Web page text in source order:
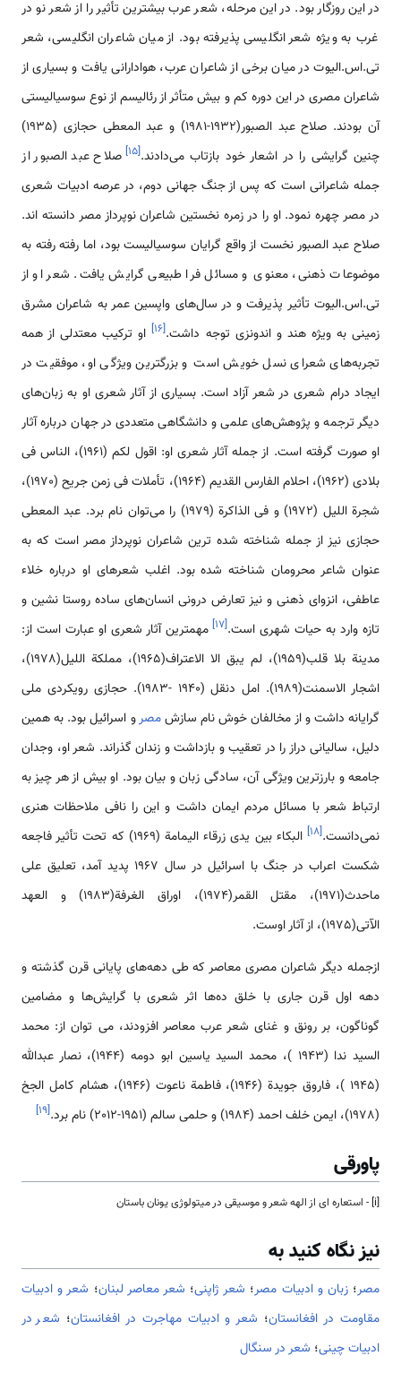
در این روزگار بود. در این مرحله، شعر عرب بیشترین تأثیر را از شعر نو در
غرب به ویژه شعر انگلیسی پذیرفته بود. از میان شاعران انگلیسی، شعر
تی.اس.الیوت در میان برخی از شاعران عرب، هوادارانی یافت و بسیاری از
شاعران مصری در این دوره کم و بیش متأثر از رئالیسم از نوع سوسیالیستی
آن بودند. صلاح عبد الصبور(1932-1981) و عبد المعطی حجازی (1935)
چنین گرایشی را در اشعار خود بازتاب می‌­دادند.[۱۵] صلاح عبد الصبور از
جمله شاعرانی است که پس از جنگ جهانی دوم، در عرصه ادبیات شعری
در مصر چهره نمود. او را در زمره نخستین شاعران نوپرداز مصر دانسته اند.
صلاح عبد الصبور نخست از واقع گرایان سوسیالیست بود، اما رفته رفته به
موضوعات ذهنی، معنوی و مسائل فرا طبیعی گرایش یافت. شعر او از
تی.اس.الیوت تأثیر پذیرفت و در سال‌های واپسین عمر به شاعران مشرق
زمینی به ویژه هند و اندونزی توجه داشت.[۱۶]او ترکیب معتدلی از همه
تجربه‌های شعرای نسل خویش است و بزرگترین ویژگی او، موفقیت در
ایجاد درام شعری در شعر آزاد است. بسیاری از آثار شعری او به زبان‌های
دیگر ترجمه و پژوهش‌های علمی و دانشگاهی متعددی در جهان درباره آثار
او صورت گرفته است. از جمله آثار شعری او: اقول لکم (1961)، الناس فی
بلادی (1962)، احلام الفارس القدیم (1964)، تأملات فی زمن جریح (1970)،
شجرة اللیل (1972) و فی الذاکرة (1979) را می‌توان نام برد. عبد المعطی
حجازی نیز از جمله شناخته شده ترین شاعران نوپرداز مصر است که به
عنوان شاعر محرومان شناخته شده بود. اغلب شعرهای او درباره خلاء
عاطفی، انزوای ذهنی و نیز تعارض درونی انسان‌های ساده روستا نشین و
تازه وارد به حیات شهری است.[۱۷]مهمترین آثار شعری او عبارت است از:
مدینة بلا قلب(1959)، لم یبق الا الاعتراف(1965)، مملکة اللیل(1978)،
اشجار الاسمنت(1989). امل دنقل (1940 -1983). حجازی رویکردی ملی
گرایانه داشت و از مخالفان خوش نام سازشمصرو اسرائیل بود. به همین
دلیل، سالیانی دراز را در تعقیب و بازداشت و زندان گذراند. شعر او، وجدان
جامعه و بارزترین ویژگی آن، سادگی زبان و بیان بود. او بیش از هر چیز به
ارتباط شعر با مسائل مردم ایمان داشت و این را نافی ملاحظات هنری
نمی‌دانست.[۱۸]
البکاء بین یدی زرقاء الیمامة (1969) که تحت تأثیر فاجعه
شکست اعراب در جنگ با اسرائیل در سال 1967 پدید آمد، تعلیق علی
ماحدث(1971)، مقتل القمر(1974)، اوراق الغرفة(1983) و العهد
الآتی(1975)، از آثار اوست.
ازجمله دیگر شاعران مصری معاصر که طی دهه‌های پایانی قرن گذشته و
دهه اول قرن جاری با خلق ده‌ها اثر شعری با گرایش‌ها و مضامین
گوناگون، بر رونق و غنای شعر عرب معاصر افزودند، می توان از: محمد
السید ندا (1943 )، محمد السید یاسین ابو دومه (1944)، نصار عبدالله
(1945 )، فاروق جویدة (1946)، فاطمة ناعوت (1946)، هشام کامل الجخ
(1978)، ایمن خلف احمد (1984) و حلمی سالم (1951-2012) نام برد.
[۱۹]
پاورقی
[i] - استعاره ­ای از الهه شعر و موسیقی در میتولوژی یونان باستان
نیز نگاه کنید به
مصر؛زبان و ادبیات مصر؛ شعر ژاپنی؛ شعر معاصر لبنان؛ شعر و ادبیات
مقاومت در افغانستان؛ شعر و ادبیات مهاجرت در افغانستان؛ شعر در
ادبیات چینی؛ شعر در سنگال